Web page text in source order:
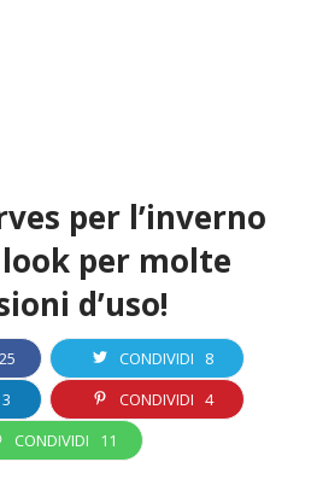
per l’inverno
per molte
d’uso!
25 CONDIVIDI 8
3 CONDIVIDI 4
CONDIVIDI 11